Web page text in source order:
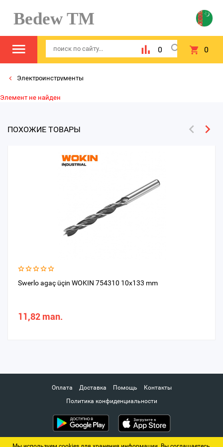
Bedew TM
0 0
Электроинструменты
Элемент не найден
ПОХОЖИЕ ТОВАРЫ
Swerlo agaç üçin WOKIN 754310 10x133 mm
11,82 man.
Оплата Доставка Помощь
Контакты
Политика конфиденциальности